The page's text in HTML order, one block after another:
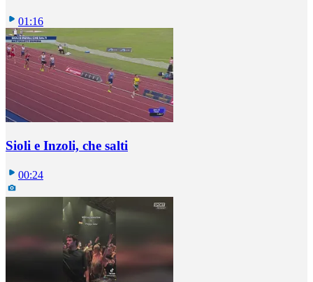
01:16
Sioli e Inzoli, che salti
00:24